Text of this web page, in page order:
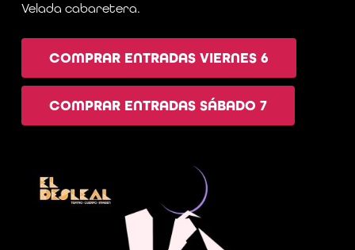
Velada cabaretera.
COMPRAR ENTRADAS VIERNES 6
COMPRAR ENTRADAS SÁBADO 7